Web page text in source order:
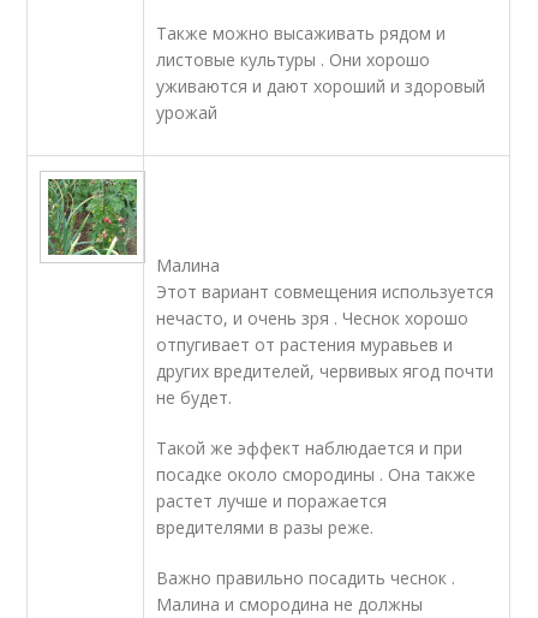
Также можно высаживать рядом и
листовые культуры . Они хорошо
уживаются и дают хороший и здоровый
урожай
Малина
Этот вариант совмещения используется
нечасто, и очень зря . Чеснок хорошо
отпугивает от растения муравьев и
других вредителей, червивых ягод почти
не будет.
Такой же эффект наблюдается и при
посадке около смородины . Она также
растет лучше и поражается
вредителями в разы реже.
Важно правильно посадить чеснок .
Малина и смородина не должны